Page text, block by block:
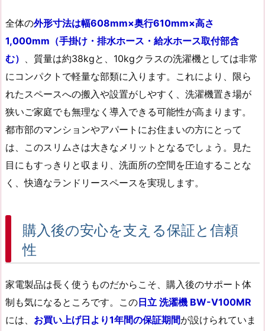
全体の外形寸法は幅608mm×奥行610mm×高さ
1,000mm（手掛け・排水ホース・給水ホース取付部含
む） 、質量は約38kgと、10kgクラスの洗濯機としては非常
にコンパクトで軽量な部類に入ります。これにより、限ら
れたスペースへの搬入や設置がしやすく、洗濯機置き場が
狭いご家庭でも無理なく導入できる可能性が高まります。
都市部のマンションやアパートにお住まいの方にとって
は、このスリムさは大きなメリットとなるでしょう。見た
目にもすっきりと収まり、洗面所の空間を圧迫することな
く、快適なランドリースペースを実現します。
購入後の安心を支える保証と信頼
性
家電製品は長く使うものだからこそ、購入後のサポート体
制も気になるところです。この日立 洗濯機 BW-V100MR
には、 お買い上げ日より1年間の保証期間が設けられていま